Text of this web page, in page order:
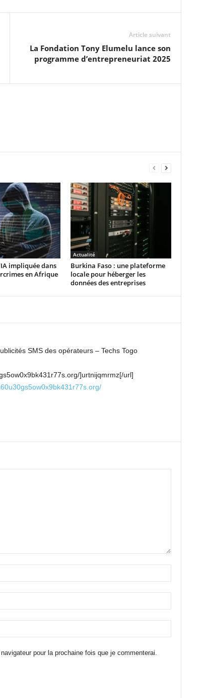
Article suivant
La Fondation Tony Elumelu lance son
programme d’entrepreneuriat 2025
impliquée dans
en Afrique
Actualité
Burkina Faso : une plateforme
locale pour héberger les
données des entreprises
SMS des opérateurs – Techs Togo
]urtnijqmrmz[/url]
pour la prochaine fois que je commenterai.